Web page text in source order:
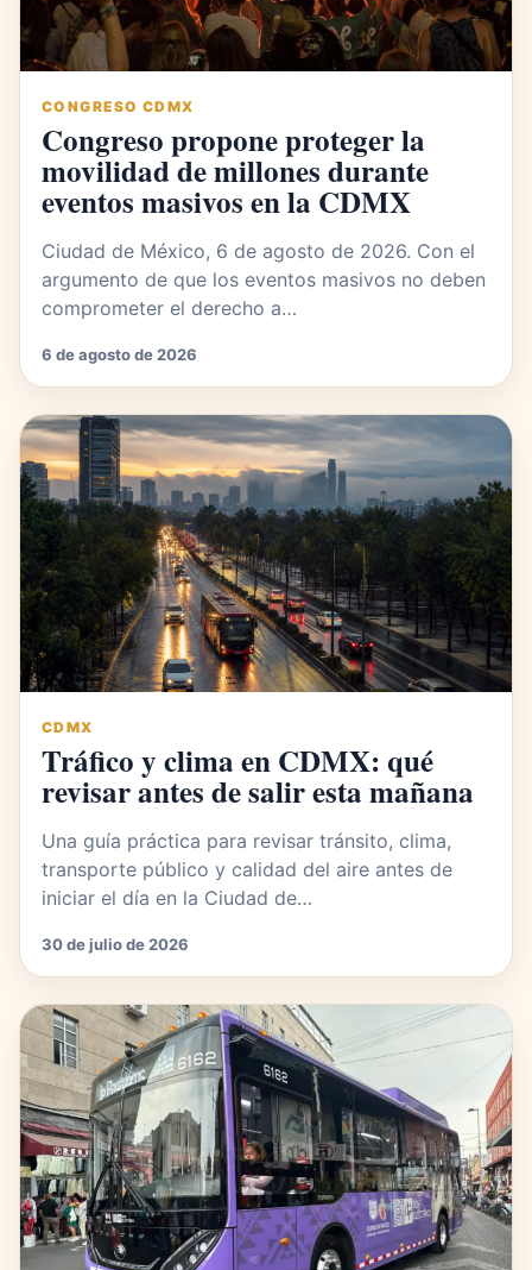
CONGRESO CDMX
Congreso propone proteger la
movilidad de millones durante
eventos masivos en la CDMX
Ciudad de México, 6 de agosto de 2026. Con el
argumento de que los eventos masivos no deben
comprometer el derecho a…
6 de agosto de 2026
CDMX
Tráfico y clima en CDMX: qué
revisar antes de salir esta mañana
Una guía práctica para revisar tránsito, clima,
transporte público y calidad del aire antes de
iniciar el día en la Ciudad de…
30 de julio de 2026